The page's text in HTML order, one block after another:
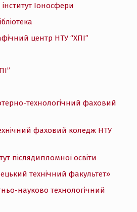
Іоносфери
центр НТУ “ХПІ”
технологічний фаховий
фаховий коледж НТУ
післядипломної освіти
технічний факультет»
науково технологічний